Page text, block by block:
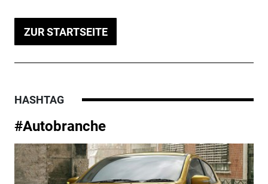
ZUR STARTSEITE
HASHTAG
#Autobranche